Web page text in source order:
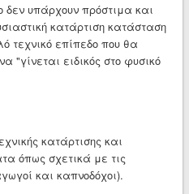
υπάρχουν πρόστιμα και
κατάρτιση κατάσταση
τεχνικό επίπεδο που θα
"γίνεται ειδικός στο φυσικό
κατάρτισης και
όπως σχετικά με τις
και καπνοδόχοι).